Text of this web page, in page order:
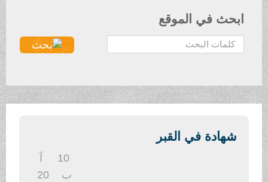
ابحث في الموقع
ح
ث
شهادة في القبر